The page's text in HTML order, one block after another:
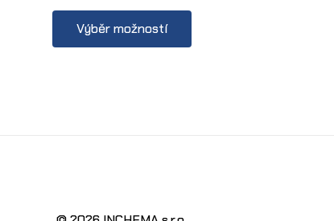
Výběr možností
This